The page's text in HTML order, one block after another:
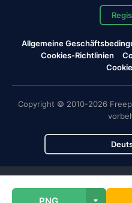
Allgemeine
Cookies-Richtlinien
Copyright © 2010-2026